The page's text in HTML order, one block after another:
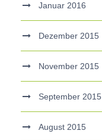
Januar 2016
Dezember 2015
November 2015
September 2015
August 2015